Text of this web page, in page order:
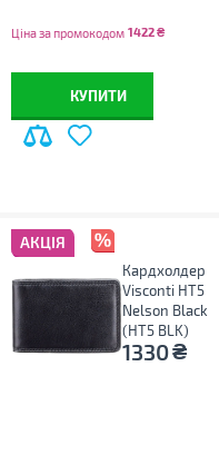
Ціна за промокодом 1422₴
КУПИТИ
АКЦІЯ
Кардхолдер
Visconti HT5
Nelson Black
(HT5 BLK)
1330₴